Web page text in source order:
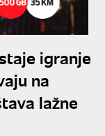
igranje
na
lažne